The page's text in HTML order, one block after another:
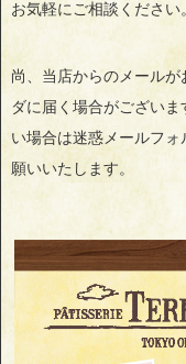
お気軽にご相談ください
尚、当店からのメール
ダに届く場合がござい
い場合は迷惑メールフ
願いいたします。